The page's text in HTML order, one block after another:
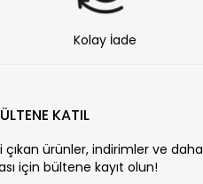
Kolay İade
KATIL
çıkan ürünler, indirimler ve daha
için bültene kayıt olun!